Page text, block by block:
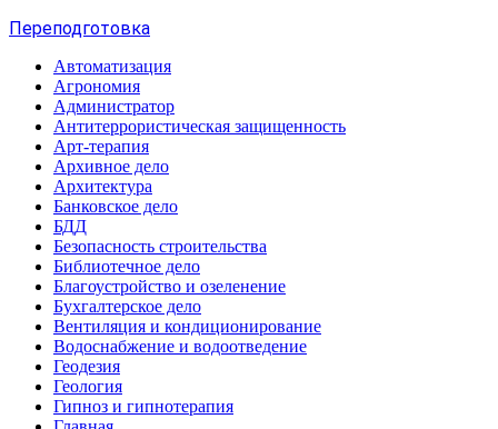
Переподготовка
Автоматизация
Агрономия
Администратор
Антитеррористическая защищенность
Арт-терапия
Архивное дело
Архитектура
Банковское дело
БДД
Безопасность строительства
Библиотечное дело
Благоустройство и озеленение
Бухгалтерское дело
Вентиляция и кондиционирование
Водоснабжение и водоотведение
Геодезия
Геология
Гипноз и гипнотерапия